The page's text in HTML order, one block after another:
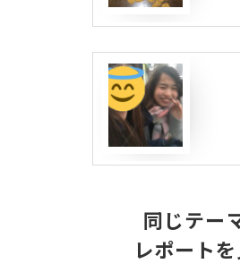
同じテー
レポート